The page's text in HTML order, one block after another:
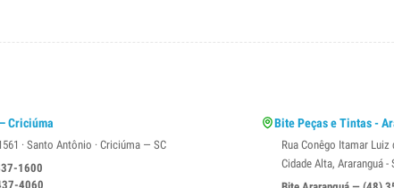
Criciúma
· Santo Antônio · Criciúma — SC
1600
4060
Bite Peças e Tintas -
Rua Conêgo Itamar Luiz
Cidade Alta, Araranguá -